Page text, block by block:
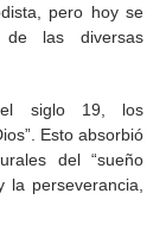
pero hoy se
de las diversas
siglo 19, los
Esto absorbió
del “sueño
la perseverancia,